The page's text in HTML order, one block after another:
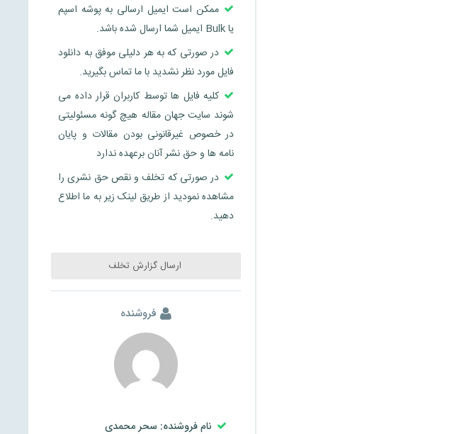
ممکن است ایمیل ارسالی به پوشه اسپم
یا Bulk ایمیل شما ارسال شده باشد.
در صورتی که به هر دلیلی موفق به دانلود
فایل مورد نظر نشدید با ما تماس بگیرید.
کلیه فایل ها توسط کاربران قرار داده می
شوند سایت جهان مقاله هیچ گونه مسئولیتی
در خصوص غیرقانونی بودن مقالات و پایان
نامه ها و حق نشر آنان برعهده ندارد
در صورتی که تخلف و نقص حق نشری را
مشاهده نمودید از طریق لینک زیر به ما اطلاع
دهید.
ارسال گزارش تخلف
فروشنده
نام فروشنده: سحر محمدی